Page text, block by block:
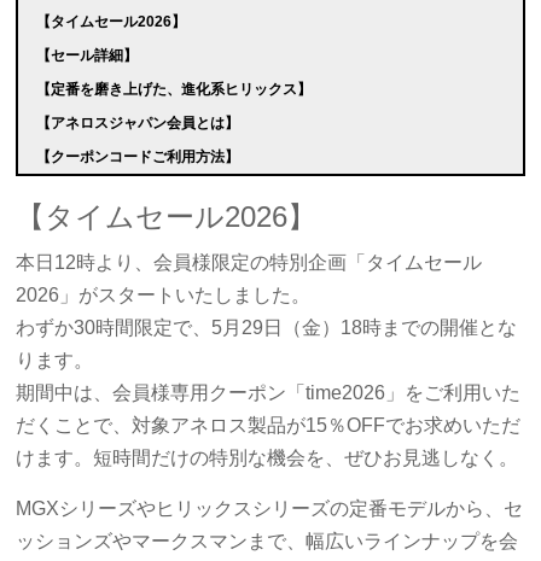
【タイムセール2026】
【セール詳細】
【定番を磨き上げた、進化系ヒリックス】
【アネロスジャパン会員とは】
【クーポンコードご利用方法】
【タイムセール2026】
本日12時より、会員様限定の特別企画「タイムセール
2026」がスタートいたしました。
わずか30時間限定で、5月29日（金）18時までの開催とな
ります。
期間中は、会員様専用クーポン「time2026」をご利用いた
だくことで、対象アネロス製品が15％OFFでお求めいただ
けます。短時間だけの特別な機会を、ぜひお見逃しなく。
MGXシリーズやヒリックスシリーズの定番モデルから、セ
ッションズやマークスマンまで、幅広いラインナップを会